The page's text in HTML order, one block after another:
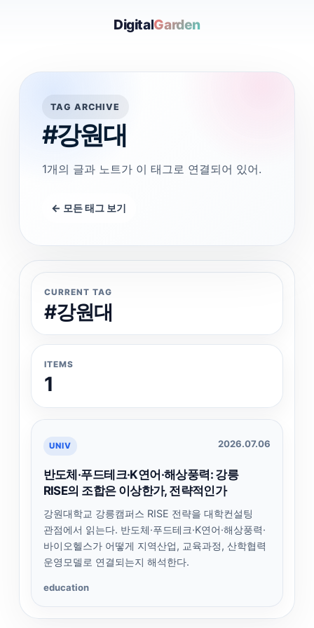
DigitalGarden
TAG ARCHIVE
#강원대
1개의 글과 노트가 이 태그로 연결되어 있어.
← 모든 태그 보기
CURRENT TAG
#강원대
ITEMS
1
UNIV 2026.07.06
반도체·푸드테크·K연어·해상풍력: 강릉
RISE의 조합은 이상한가, 전략적인가
강원대학교 강릉캠퍼스 RISE 전략을 대학컨설팅
관점에서 읽는다. 반도체·푸드테크·K연어·해상풍력·
바이오헬스가 어떻게 지역산업, 교육과정, 산학협력
운영모델로 연결되는지 해석한다.
education